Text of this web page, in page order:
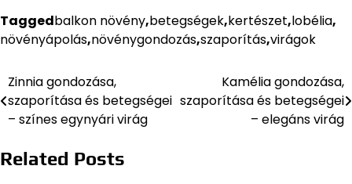
Taggedbalkon növény,betegségek,kertészet,lobélia,
növényápolás,növénygondozás,szaporítás,virágok
Bejegyzés
navigáció
Zinnia gondozása,
szaporítása és betegségei
– színes egynyári virág
Kamélia gondozása,
szaporítása és betegségei
– elegáns virág
Related Posts